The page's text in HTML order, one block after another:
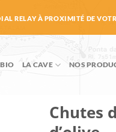
RELAY À PROXIMITÉ DE
LA CAVE NOS
Chutes